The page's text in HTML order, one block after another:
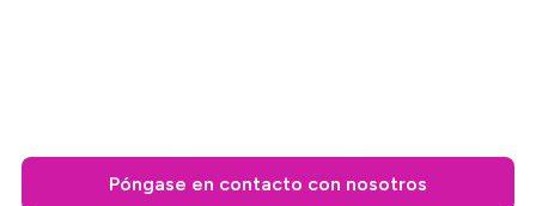
Póngase en contacto con nosotros